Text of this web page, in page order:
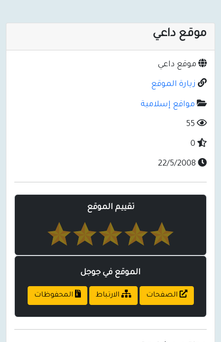
موقع داعي
موقع داعي
زيارة الموقع
مواقع إسلامية
تقييم الموقع
الموقع في جوجل
الصفحات الارتباط المحفوظات